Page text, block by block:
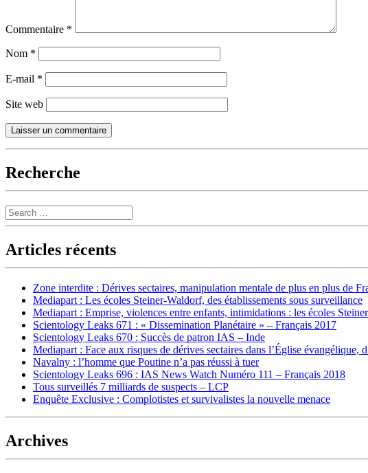
Commentaire *
Nom *
E-mail *
Site web
Recherche
Search
Articles récents
Zone interdite : Dérives sectaires, manipulation mentale de plus en plus de
Mediapart : Les écoles Steiner-Waldorf, des établissements sous surveillance
Mediapart : Emprise, violences entre enfants, intimidations : les écoles
Scientology Leaks 671 : « Dissemination Planétaire » – Français 2017
Scientology Leaks 670 : Succès de patron IAS – Inde
Mediapart : Face aux risques de dérives sectaires dans l’Église évangélique,
Navalny : l’homme que Poutine n’a pas réussi à tuer
Scientology Leaks 696 : IAS News Watch Numéro 111 – Français 2018
Tous surveillés 7 milliards de suspects – LCP
Enquête Exclusive : Complotistes et survivalistes la nouvelle menace
Archives